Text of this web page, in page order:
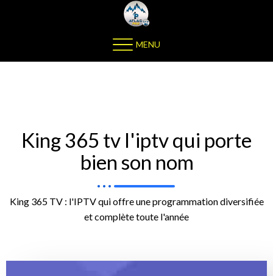
MENU
King 365 tv l'iptv qui porte
bien son nom
King 365 TV : l'IPTV qui offre une programmation diversifiée
et complète toute l'année